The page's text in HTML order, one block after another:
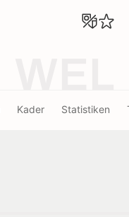
Kader Statistiken